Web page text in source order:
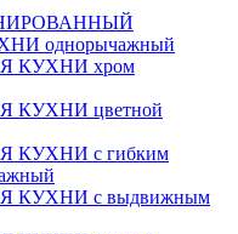
однорычажный
КУХНИ хром
КУХНИ цветной
КУХНИ с гибким
КУХНИ с выдвижным